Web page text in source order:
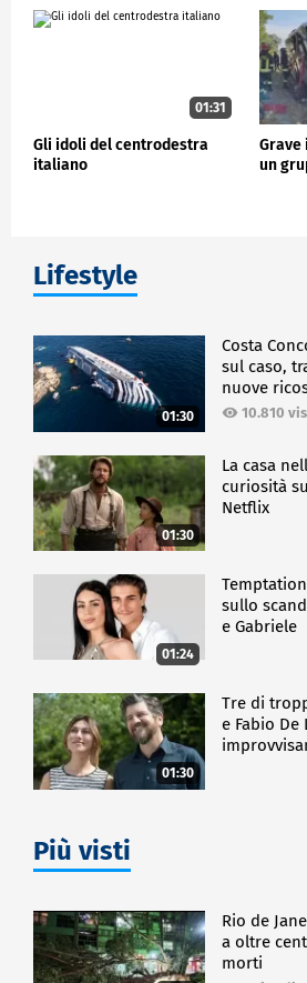
01:31
Gli idoli del centrodestra
italiano
Grave
un
Lifestyle
01:30
Costa
sul caso,
nuove
10.810
01:30
La casa
curiosità
Netflix
01:24
sullo
e Gabriele
01:30
Tre di
e Fabio De
Più visti
Rio de
a oltre
morti